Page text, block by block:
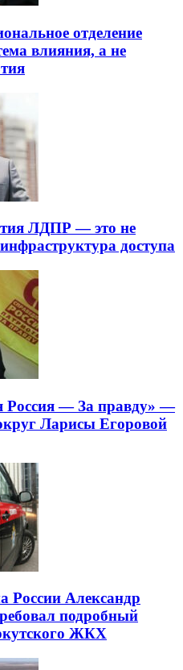
отделение
влияния, а не
ЛДПР — это не
доступа
Россия — За правду» —
Ларисы Егоровой
России Александр
подробный
ЖКХ